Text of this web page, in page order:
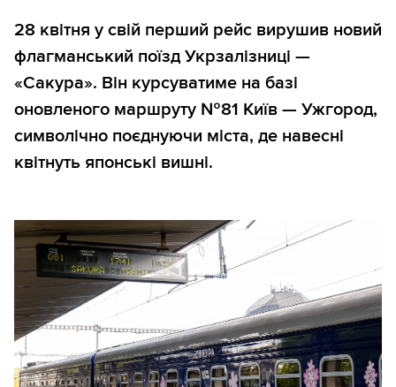
28 квітня у свій перший рейс вирушив новий
флагманський поїзд Укрзалізниці —
«Сакура». Він курсуватиме на базі
оновленого маршруту №81 Київ — Ужгород,
символічно поєднуючи міста, де навесні
квітнуть японські вишні.